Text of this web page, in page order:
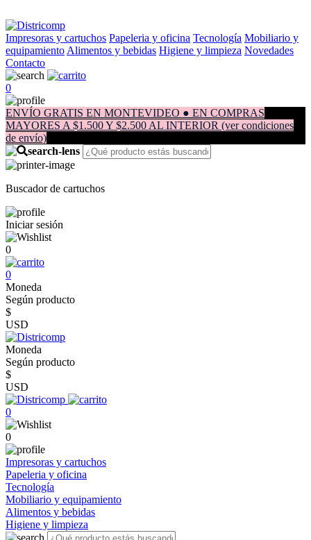
Impresoras y cartuchos Papeleria y oficina Tecnología Mobiliario y
equipamiento Alimentos y bebidas Higiene y limpieza Novedades
Contacto
0
ENVÍO GRATIS EN MONTEVIDEO ● EN COMPRAS
MAYORES A $1.500 Y $2.500 AL INTERIOR (ver condiciones
de envío)
Buscador de cartuchos
Iniciar sesión
0
0
Moneda
Según producto
$
USD
Moneda
Según producto
$
USD
0
0
Impresoras y cartuchos
Papeleria y oficina
Tecnología
Mobiliario y equipamiento
Alimentos y bebidas
Higiene y limpieza